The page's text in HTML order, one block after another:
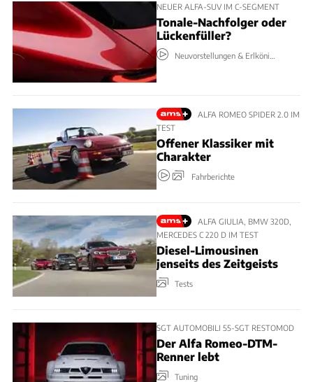
NEUER ALFA-SUV IM C-SEGMENT
Tonale-Nachfolger oder
Lückenfüller?
Neuvorstellungen & Erlkönige
ALFA ROMEO SPIDER 2.0 IM
TEST
Offener Klassiker mit
Charakter
Fahrberichte
ALFA GIULIA, BMW 320D,
MERCEDES C 220 D IM TEST
Diesel-Limousinen
jenseits des Zeitgeists
Tests
SGT AUTOMOBILI 55-SGT RESTOMOD
Der Alfa Romeo-DTM-
Renner lebt
Tuning